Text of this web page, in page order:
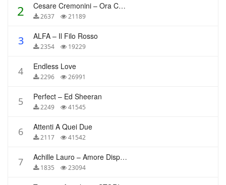
2 Cesare Cremonini – Ora Che Non Ho Più Te
2637 21189
3 ALFA – Il Filo Rosso
2354 19229
4 Endless Love
2296 26991
5 Perfect – Ed Sheeran
2249 41545
6 Attenti A Quei Due
2117 41542
7 Achille Lauro – Amore Disperato
1835 23094